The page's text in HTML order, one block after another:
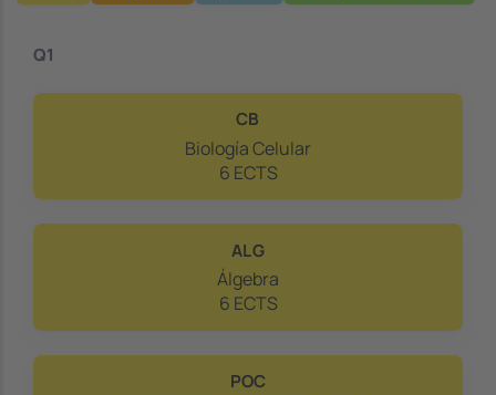
Q1
CB
Biología Celular
6 ECTS
ALG
Álgebra
6 ECTS
POC